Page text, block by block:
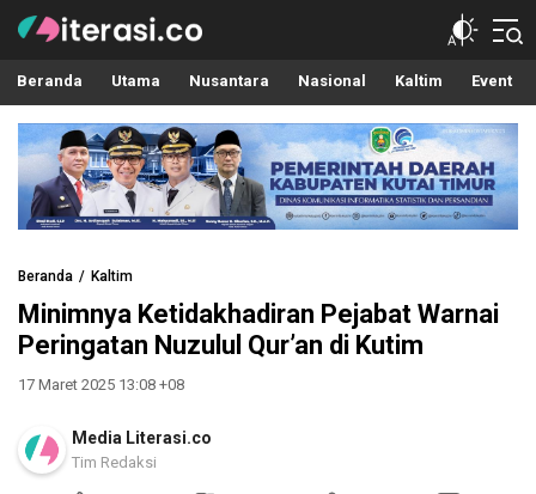
Literasi.co
Pilar Informasi
Beranda Utama Nusantara Nasional Kaltim Event
Beranda Kaltim
Minimnya Ketidakhadiran Pejabat Warnai
Peringatan Nuzulul Qur’an di Kutim
17 Maret 2025 13:08 +08
Media Literasi.co
Tim Redaksi